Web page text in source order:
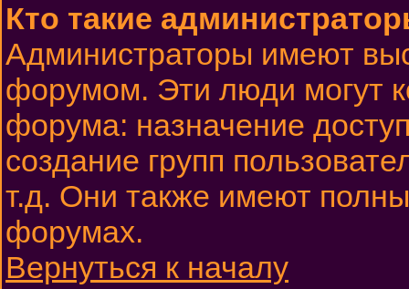
Кто такие
Администраторы имеют
форумом. Эти люди могут
форума: назначение
создание групп
т.д. Они также имеют
форумах.
Вернуться к началу